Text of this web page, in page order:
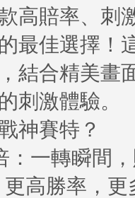
高賠率、刺
最佳選擇！
結合精美畫
刺激體驗。
神賽特？
：一轉瞬間
高勝率，